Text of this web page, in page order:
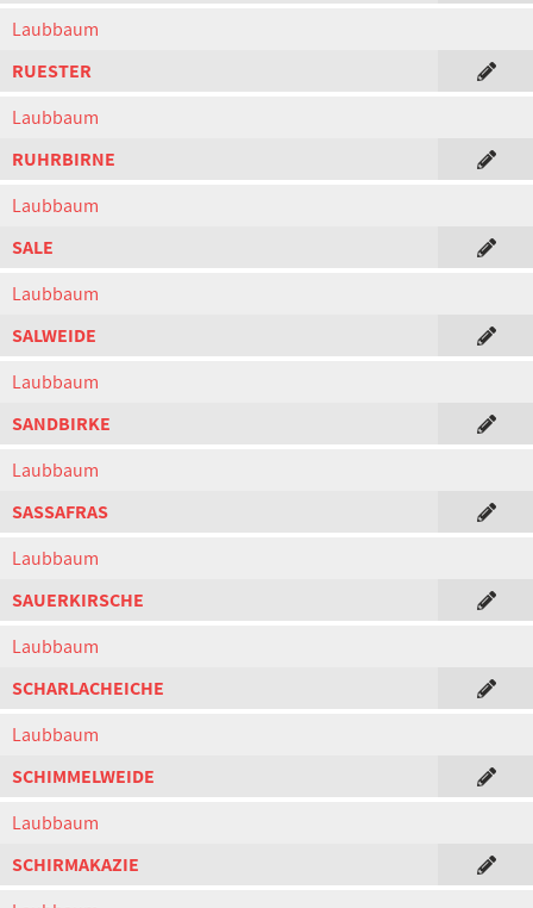
Laubbaum
RUESTER
Laubbaum
RUHRBIRNE
Laubbaum
SALE
Laubbaum
SALWEIDE
Laubbaum
SANDBIRKE
Laubbaum
SASSAFRAS
Laubbaum
SAUERKIRSCHE
Laubbaum
SCHARLACHEICHE
Laubbaum
SCHIMMELWEIDE
Laubbaum
SCHIRMAKAZIE